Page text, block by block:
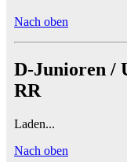
Nach oben
D-Junioren /
RR
Laden...
Nach oben